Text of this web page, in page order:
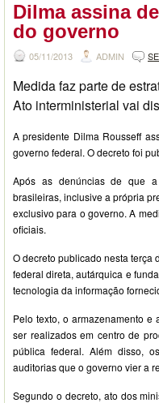
Dilma assina
do governo
05/11/2013 ADMIN
Medida faz parte de
Ato interministerial vai
A presidente Dilma Rousseff
governo federal. O decreto foi
Após as denúncias de que a
brasileiras, inclusive a própria
exclusivo para o governo. A
oficiais.
O decreto publicado nesta terça
federal direta, autárquica e
tecnologia da informação
Pelo texto, o armazenamento
ser realizados em centro de
pública federal. Além disso,
auditorias que o governo vier a
Segundo o decreto, ato dos